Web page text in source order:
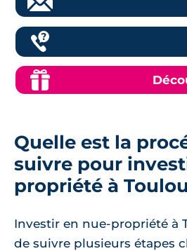
Quelle est la
suivre pour
propriété à
Investir en nue-propriété à
de suivre plusieurs étapes